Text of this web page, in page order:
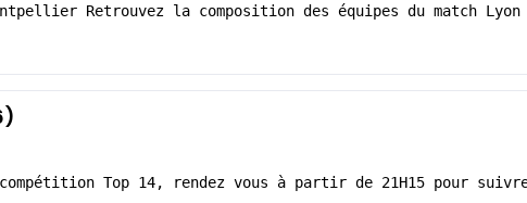
Retrouvez la composition des équipes du match
Top 14, rendez vous à partir de 21H15 pour